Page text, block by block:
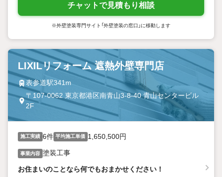
チャットで見積もり相談
※外壁塗装専門サイト「外壁塗装の窓口」に移動します
LIXILリフォーム 遮熱外壁専門店
表参道駅341m
〒107-0062 東京都港区南青山3-8-40 青山センタービル
2F
施工実績 6件 平均施工単価 1,650,500円
事業内容 塗装工事
お住まいのことなら何でもおまかせください！